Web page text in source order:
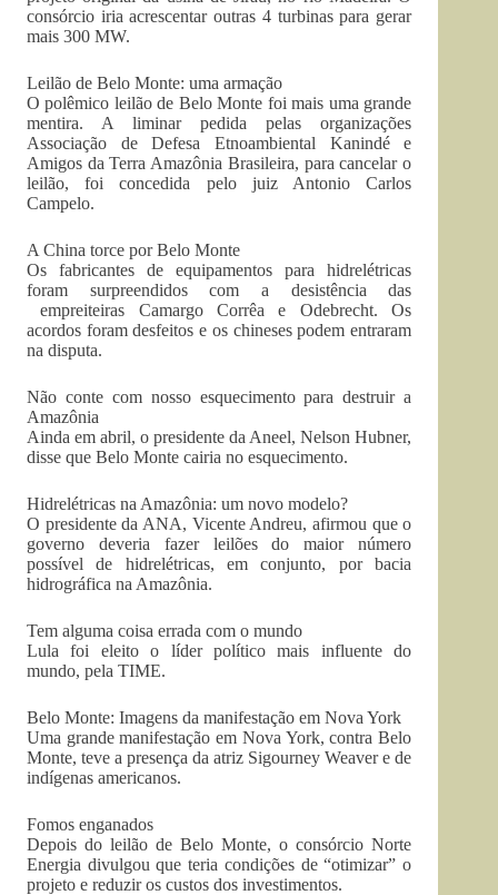
consórcio iria acrescentar outras 4 turbinas para gerar
mais 300 MW.
Leilão de Belo Monte: uma armação
O polêmico leilão de Belo Monte foi mais uma grande
mentira. A liminar pedida pelas organizações
Associação de Defesa Etnoambiental Kanindé e
Amigos da Terra Amazônia Brasileira, para cancelar o
leilão, foi concedida pelo juiz Antonio Carlos
Campelo.
A China torce por Belo Monte
Os fabricantes de equipamentos para hidrelétricas
foram surpreendidos com a desistência das
empreiteiras Camargo Corrêa e Odebrecht. Os
acordos foram desfeitos e os chineses podem entraram
na disputa.
Não conte com nosso esquecimento para destruir a
Amazônia
Ainda em abril, o presidente da Aneel, Nelson Hubner,
disse que Belo Monte cairia no esquecimento.
Hidrelétricas na Amazônia: um novo modelo?
O presidente da ANA, Vicente Andreu, afirmou que o
governo deveria fazer leilões do maior número
possível de hidrelétricas, em conjunto, por bacia
hidrográfica na Amazônia.
Tem alguma coisa errada com o mundo
Lula foi eleito o líder político mais influente do
mundo, pela TIME.
Belo Monte: Imagens da manifestação em Nova York
Uma grande manifestação em Nova York, contra Belo
Monte, teve a presença da atriz Sigourney Weaver e de
indígenas americanos.
Fomos enganados
Depois do leilão de Belo Monte, o consórcio Norte
Energia divulgou que teria condições de “otimizar” o
projeto e reduzir os custos dos investimentos.